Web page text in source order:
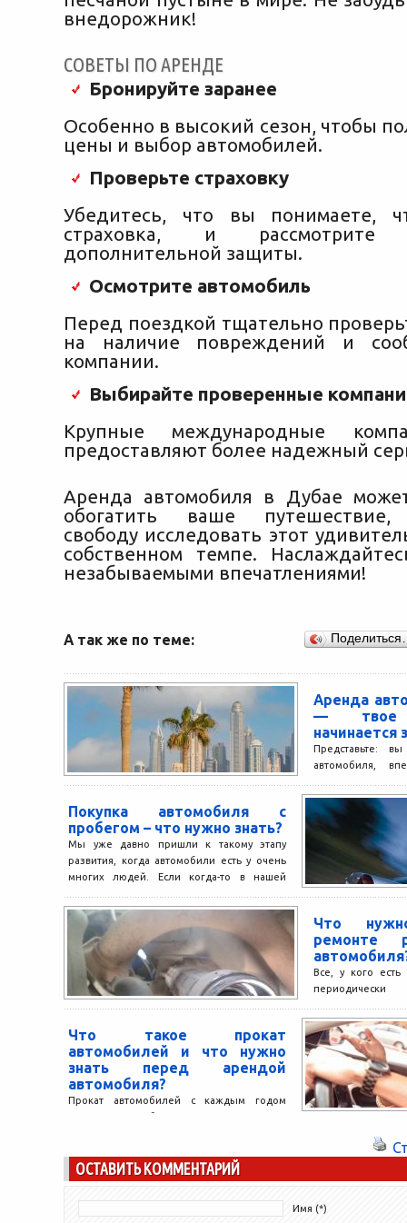
внедорожник!
СОВЕТЫ ПО АРЕНДЕ
Бронируйте заранее
Особенно в высокий сезон, чтобы
цены и выбор автомобилей.
Проверьте страховку
Убедитесь, что вы понимаете,
страховка, и рассмотрите
дополнительной защиты.
Осмотрите автомобиль
Перед поездкой тщательно
на наличие повреждений и
компании.
Выбирайте проверенные
Крупные международные
предоставляют более надежный
Аренда автомобиля в Дубае
обогатить ваше путешествие,
свободу исследовать этот
собственном темпе.
незабываемыми впечатлениями!
А так же по теме:
Аренда
— твое
начинается
Представьте:
автомобиля,
небоскребы
Покупка автомобиля с
пробегом – что нужно знать?
Мы уже давно пришли к такому этапу
развития, когда автомобили есть у очень
многих людей. Если когда-то в нашей
Что
ремонте
Все, у кого есть
автомобильных
Что такое прокат
автомобилей и что нужно
знать перед арендой
автомобиля?
Прокат автомобилей с каждым годом
становится все более популярным видом
сможете комфортно...
ОСТАВИТЬ КОММЕНТАРИЙ
Имя (*)